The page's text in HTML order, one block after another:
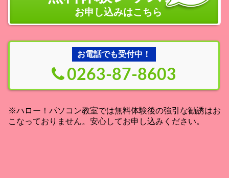
お申し込みはこちら
お電話でも受付中！
0263-87-8603
※ハロー！パソコン教室では無料体験後の強引な勧誘はお
こなっておりません。安心してお申し込みください。